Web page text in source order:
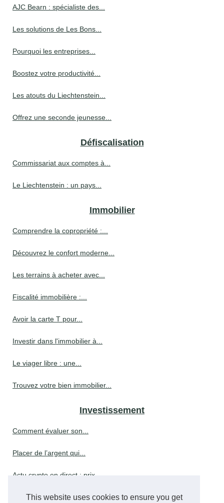
This website uses cookies to ensure you get
AJC Bearn : spécialiste des...
Les solutions de Les Bons...
Pourquoi les entreprises...
Boostez votre productivité...
Les atouts du Liechtenstein...
Offrez une seconde jeunesse...
Défiscalisation
Commissariat aux comptes à...
Le Liechtenstein : un pays...
Immobilier
Comprendre la copropriété :...
Découvrez le confort moderne...
Les terrains à acheter avec...
Fiscalité immobilière :...
Avoir la carte T pour...
Investir dans l'immobilier à...
Le viager libre : une...
Trouvez votre bien immobilier...
Investissement
Comment évaluer son...
Placer de l’argent qui...
Actu crypto en direct : prix,...
Simplicité et sécurité:...